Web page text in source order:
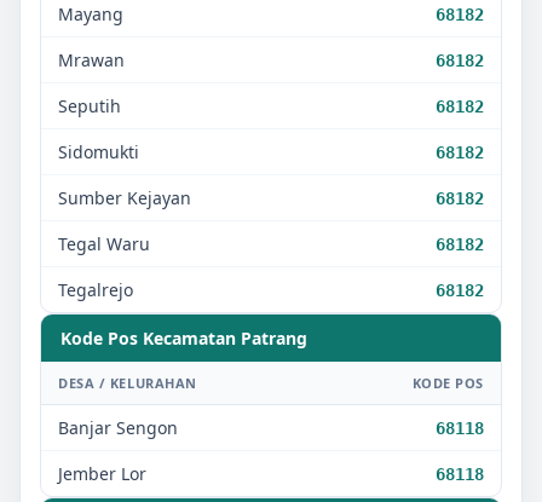
Mayang 68182
Mrawan 68182
Seputih 68182
Sidomukti 68182
Sumber Kejayan 68182
Tegal Waru 68182
Tegalrejo 68182
Kode Pos Kecamatan Patrang
DESA / KELURAHAN KODE POS
Banjar Sengon 68118
Jember Lor 68118